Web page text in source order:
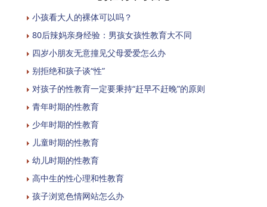
小孩看大人的裸体可以吗？
80后辣妈亲身经验：男孩女孩性教育大不同
四岁小朋友无意撞见父母爱爱怎么办
别拒绝和孩子谈“性”
对孩子的性教育一定要秉持“赶早不赶晚”的原则
青年时期的性教育
少年时期的性教育
儿童时期的性教育
幼儿时期的性教育
高中生的性心理和性教育
孩子浏览色情网站怎么办